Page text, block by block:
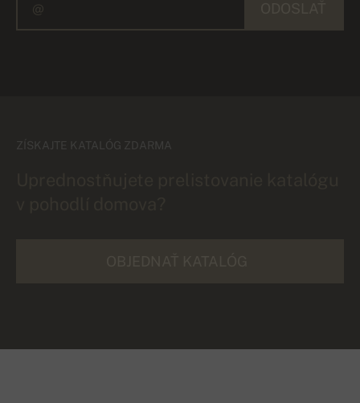
ZÍSKAJTE KATALÓG ZDARMA